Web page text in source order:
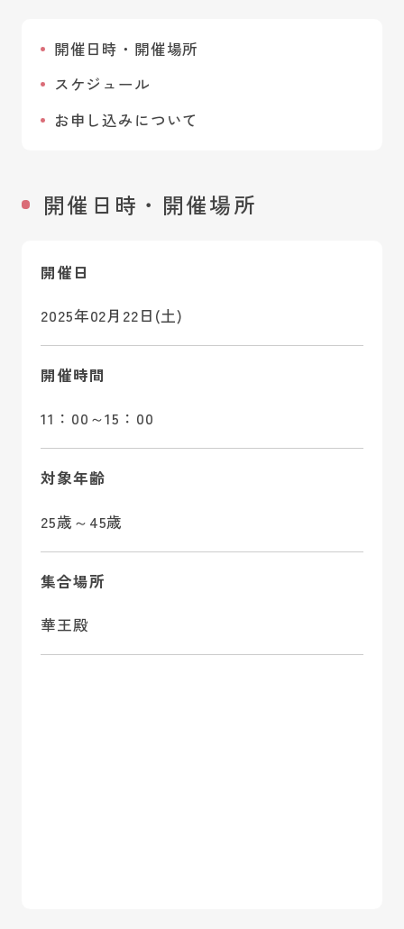
開催日時・開催場所
スケジュール
お申し込みについて
開催日時・開催場所
開催日
2025年02月22日(土)
開催時間
11：00～15：00
対象年齢
25歳～45歳
集合場所
華王殿